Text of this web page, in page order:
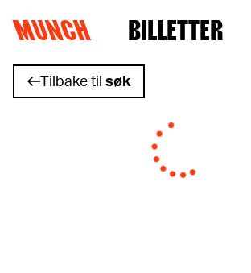
Hopp til innhold
MUNCH BILLETTER
Tilbake til søk